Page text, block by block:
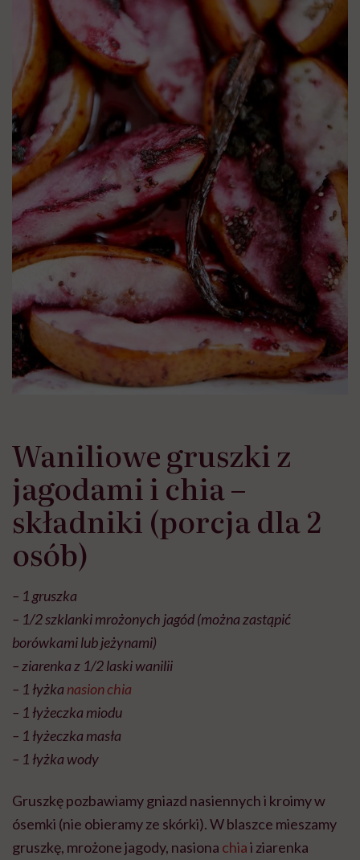
Waniliowe gruszki z
jagodami i chia –
składniki (porcja dla 2
osób)
– 1 gruszka
– 1/2 szklanki mrożonych jagód (można zastąpić
borówkami lub jeżynami)
– ziarenka z 1/2 laski wanilii
– 1 łyżka nasion chia
– 1 łyżeczka miodu
– 1 łyżeczka masła
– 1 łyżka wody
Gruszkę pozbawiamy gniazd nasiennych i kroimy w
ósemki (nie obieramy ze skórki). W blaszce mieszamy
gruszkę, mrożone jagody, nasiona chiai ziarenka